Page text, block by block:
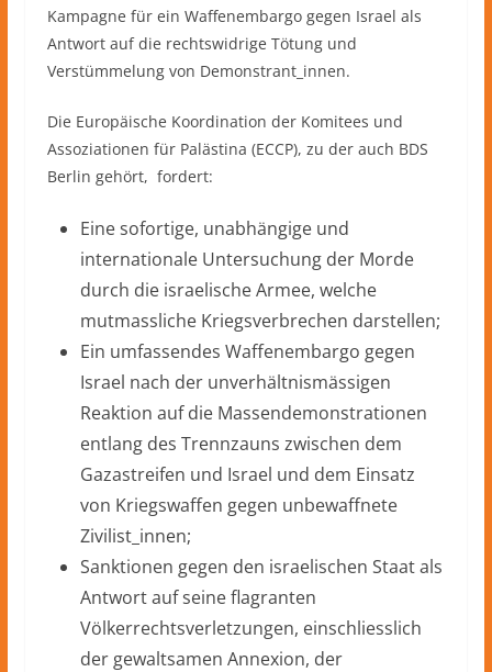
Kampagne für ein Waffenembargo gegen Israel als
Antwort auf die rechtswidrige Tötung und
Verstümmelung von Demonstrant_innen.
Die Europäische Koordination der Komitees und
Assoziationen für Palästina (ECCP), zu der auch BDS
Berlin gehört, fordert:
Eine sofortige, unabhängige und
internationale Untersuchung der Morde
durch die israelische Armee, welche
mutmassliche Kriegsverbrechen darstellen;
Ein umfassendes Waffenembargo gegen
Israel nach der unverhältnismässigen
Reaktion auf die Massendemonstrationen
entlang des Trennzauns zwischen dem
Gazastreifen und Israel und dem Einsatz
von Kriegswaffen gegen unbewaffnete
Zivilist_innen;
Sanktionen gegen den israelischen Staat als
Antwort auf seine flagranten
Völkerrechtsverletzungen, einschliesslich
der gewaltsamen Annexion, der